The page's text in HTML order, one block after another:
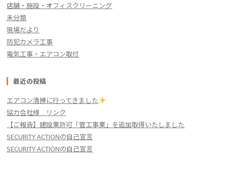
店舗・施設・オフィスクリーニング
未分類
現場だより
防犯カメラ工事
電気工事・エアコン取付
最近の投稿
エアコン清掃に行ってきました
協力会社様 リンク
【ご報告】建設業許可「管工事業」を追加取得いたしました
SECURITY ACTIONの自己宣言
SECURITY ACTIONの自己宣言